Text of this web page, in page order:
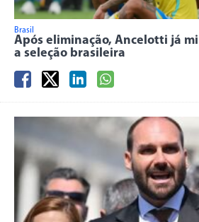
Brasil
Após eliminação, Ancelotti já
a seleção brasileira